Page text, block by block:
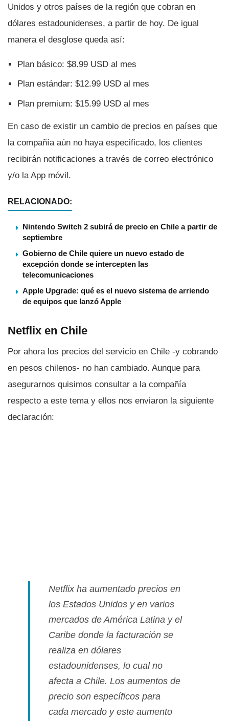
Unidos y otros paí­ses de la región que cobran en
dólares estadounidenses, a partir de hoy. De igual
manera el desglose queda así­:
Plan básico: $8.99 USD al mes
Plan estándar: $12.99 USD al mes
Plan premium: $15.99 USD al mes
En caso de existir un cambio de precios en paí­ses que
la compañí­a aún no haya especificado, los clientes
recibirán notificaciones a través de correo electrónico
y/o la App móvil.
RELACIONADO:
Nintendo Switch 2 subirá de precio en Chile a partir de
septiembre
Gobierno de Chile quiere un nuevo estado de
excepción donde se intercepten las
telecomunicaciones
Apple Upgrade: qué es el nuevo sistema de arriendo
de equipos que lanzó Apple
Netflix en Chile
Por ahora los precios del servicio en Chile -y cobrando
en pesos chilenos- no han cambiado. Aunque para
asegurarnos quisimos consultar a la compañí­a
respecto a este tema y ellos nos enviaron la siguiente
declaración:
Netflix ha aumentado precios en
los Estados Unidos y en varios
mercados de América Latina y el
Caribe donde la facturación se
realiza en dólares
estadounidenses, lo cual no
afecta a Chile. Los aumentos de
precio son especí­ficos para
cada mercado y este aumento